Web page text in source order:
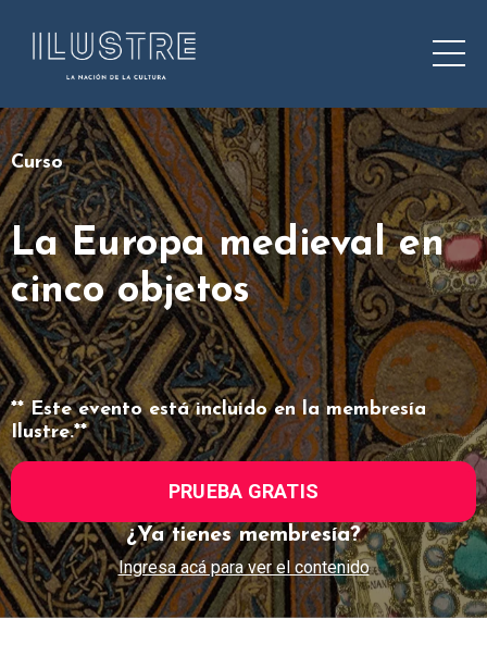
Curso
La Europa medieval en
cinco objetos
** Este evento está incluido en la membresía
Ilustre.**
PRUEBA GRATIS
¿Ya tienes membresía?
Ingresa acá para ver el contenido